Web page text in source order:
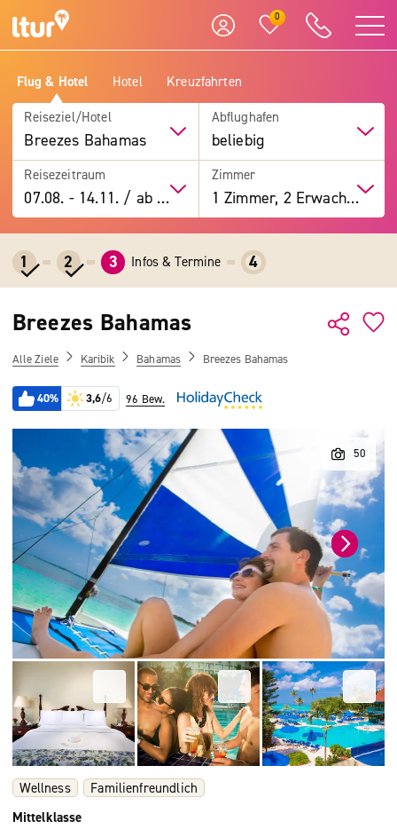
0
Flug & Hotel Hotel Kreuzfahrten
Reiseziel/Hotel
Breezes Bahamas
Abflughafen
beliebig
Reisezeitraum
07.08. -14.11. / ab 7 Tage
Zimmer
1 Zimmer, 2 Erwachsene
1 2 3 Infos & Termine 4
Breezes Bahamas
Alle Ziele Karibik Bahamas Breezes Bahamas
40% 3,6/6 96 Bew.
Wellness
Familienfreundlich
Mittelklasse